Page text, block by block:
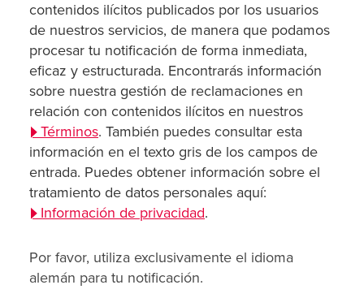
contenidos ilícitos publicados por los usuarios
de nuestros servicios, de manera que podamos
procesar tu notificación de forma inmediata,
eficaz y estructurada. Encontrarás información
sobre nuestra gestión de reclamaciones en
relación con contenidos ilícitos en nuestros
Términos. También puedes consultar esta
información en el texto gris de los campos de
entrada. Puedes obtener información sobre el
tratamiento de datos personales aquí:
Información de privacidad.
Por favor, utiliza exclusivamente el idioma
alemán para tu notificación.